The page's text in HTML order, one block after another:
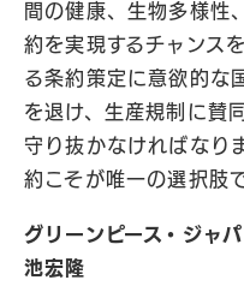
間の健康、生物多様性
約を実現するチャンス
る条約策定に意欲的な
を退け、生産規制に賛
守り抜かなければなり
約こそが唯一の選択肢
グリーンピース・ジャ
池宏隆